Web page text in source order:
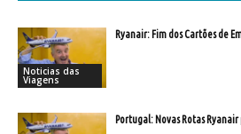
Noticias das
Viagens
Ryanair: Fim dos Cartões de
Portugal: Novas Rotas